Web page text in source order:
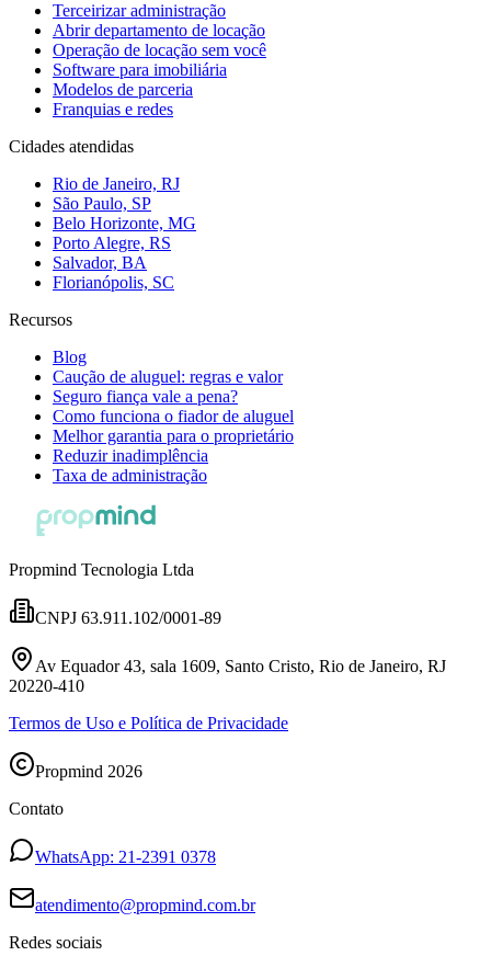
Terceirizar administração
Abrir departamento de locação
Operação de locação sem você
Software para imobiliária
Modelos de parceria
Franquias e redes
Cidades atendidas
Rio de Janeiro, RJ
São Paulo, SP
Belo Horizonte, MG
Porto Alegre, RS
Salvador, BA
Florianópolis, SC
Recursos
Blog
Caução de aluguel: regras e valor
Seguro fiança vale a pena?
Como funciona o fiador de aluguel
Melhor garantia para o proprietário
Reduzir inadimplência
Taxa de administração
Propmind Tecnologia Ltda
CNPJ 63.911.102/0001-89
Av Equador 43, sala 1609, Santo Cristo, Rio de Janeiro, RJ
20220-410
Termos de Uso e Política de Privacidade
Propmind 2026
Contato
WhatsApp: 21-2391 0378
atendimento@propmind.com.br
Redes sociais